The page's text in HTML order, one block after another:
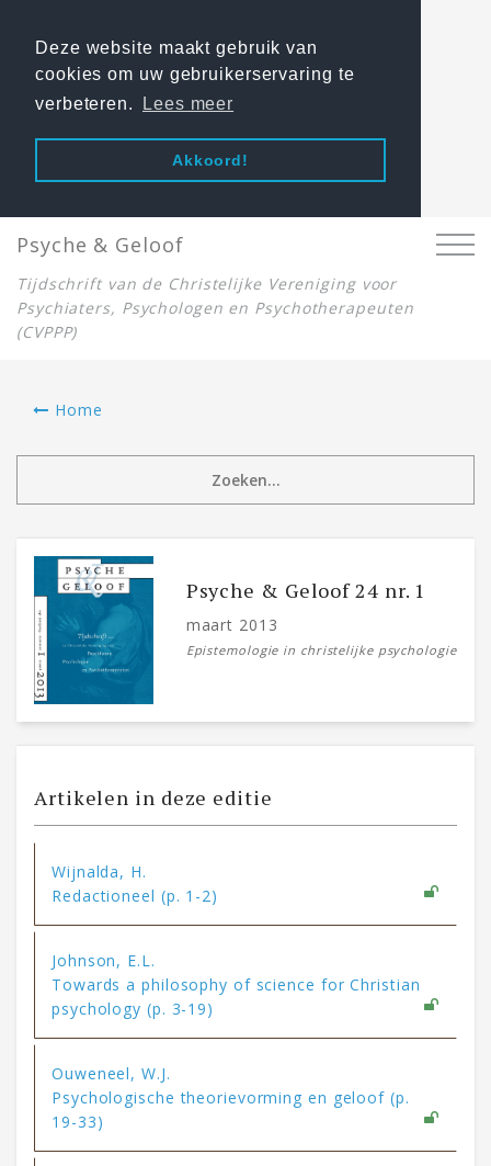
Deze website maakt gebruik van
cookies om uw gebruikerservaring te
verbeteren.
Lees meer
Akkoord!
Psyche & Geloof
Tijdschrift van de Christelijke Vereniging voor
Psychiaters, Psychologen en Psychotherapeuten
(CVPPP)
Home
Psyche & Geloof 24 nr. 1
maart 2013
Epistemologie in christelijke psychologie
Artikelen in deze editie
Wijnalda, H.
Redactioneel (p. 1-2)
Johnson, E.L.
Towards a philosophy of science for Christian
psychology (p. 3-19)
Ouweneel, W.J.
Psychologische theorievorming en geloof (p.
19-33)